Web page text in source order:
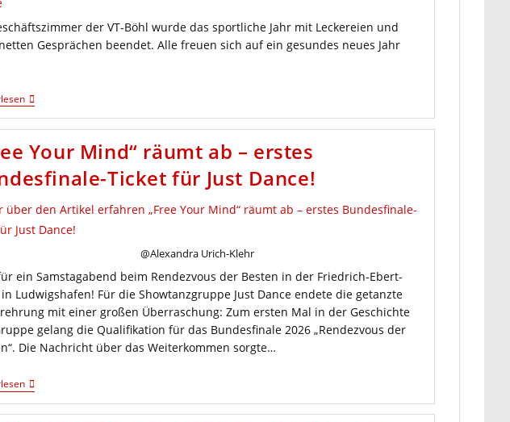
der VT-Böhl wurde das sportliche Jahr mit Leckereien und
Gesprächen beendet. Alle freuen sich auf ein gesundes neues Jahr
Weihnachtsfeier
Der
Yoga-
Gruppe
Your Mind“ räumt ab – erstes
Ticket für Just Dance!
@Alexandra Urich-Klehr
ein Samstagabend beim Rendezvous der Besten in der Friedrich-Ebert-
Ludwigshafen! Für die Showtanzgruppe Just Dance endete die getanzte
mit einer großen Überraschung: Zum ersten Mal in der Geschichte
gelang die Qualifikation für das Bundesfinale 2026 „Rendezvous der
Die Nachricht über das Weiterkommen sorgte…
„Free
Your